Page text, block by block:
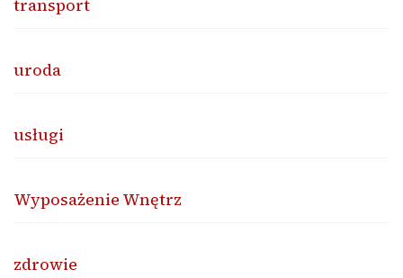
transport
uroda
usługi
Wyposażenie Wnętrz
zdrowie